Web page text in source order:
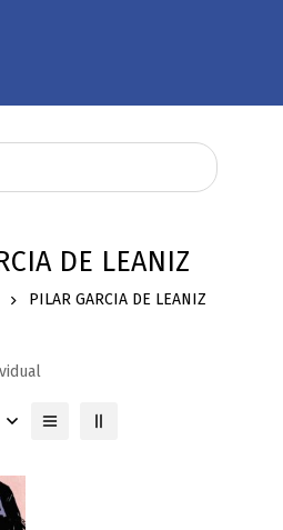
DE LEANIZ
PILAR GARCIA DE LEANIZ